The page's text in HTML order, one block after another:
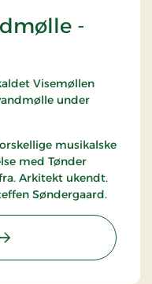
-
Visemøllen
under
musikalske
med Tønder
Arkitekt ukendt.
Søndergaard.
Bachmanns Vandmølle -